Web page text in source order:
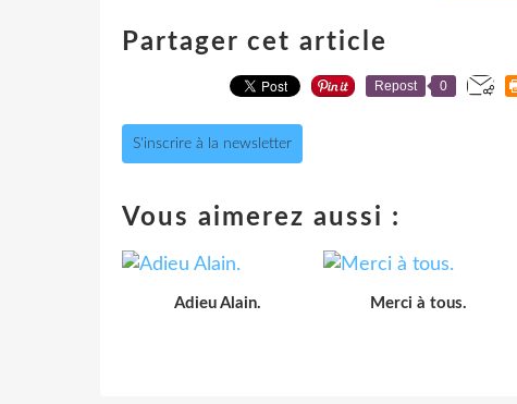
Partager cet article
Repost 0
S'inscrire à la newsletter
Vous aimerez aussi :
Adieu Alain.
Merci à tous.